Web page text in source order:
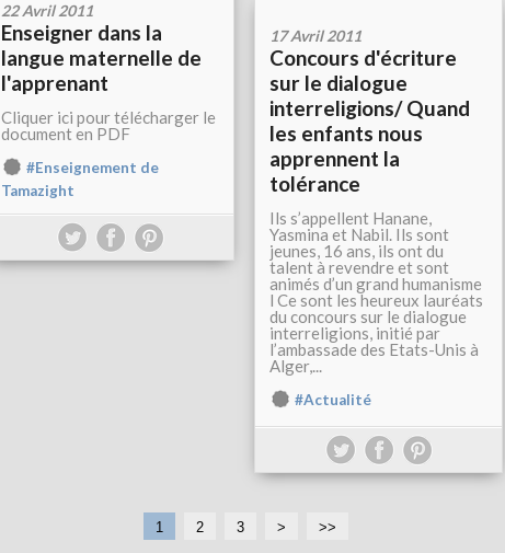
22 Avril 2011
Enseigner dans la
langue maternelle de
l'apprenant
Cliquer ici pour télécharger le
document en PDF
#Enseignement de
Tamazight
17 Avril 2011
Concours d'écriture
sur le dialogue
interreligions/ Quand
les enfants nous
apprennent la
tolérance
Ils s’appellent Hanane,
Yasmina et Nabil. Ils sont
jeunes, 16 ans, ils ont du
talent à revendre et sont
animés d’un grand humanisme
l Ce sont les heureux lauréats
du concours sur le dialogue
interreligions, initié par
l’ambassade des Etats-Unis à
Alger,...
#Actualité
1 2 3 > >>